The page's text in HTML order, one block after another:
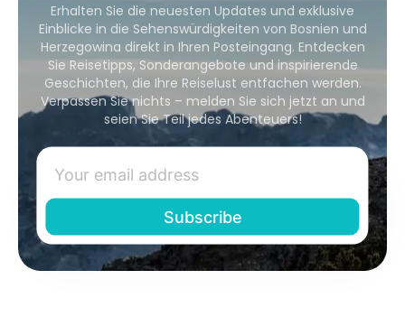
Erhalten Sie die neuesten Updates und exklusive
Einblicke in die Sehenswürdigkeiten von Bosnien und
Herzegowina direkt in Ihren Posteingang. Entdecken
Sie Reisetipps, Sonderangebote und inspirierende
Geschichten, die Ihre Reiselust entfachen werden.
Verpassen Sie nichts – melden Sie sich jetzt an und
seien Sie Teil jedes Abenteuers!